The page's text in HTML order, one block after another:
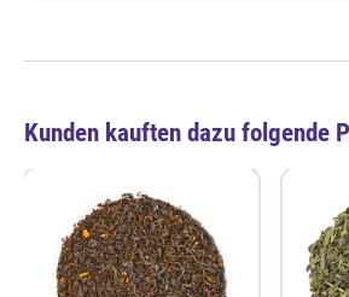
Kunden kauften dazu folgende